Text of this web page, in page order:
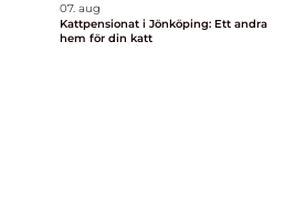
07. aug
Kattpensionat i Jönköping: Ett andra
hem för din katt